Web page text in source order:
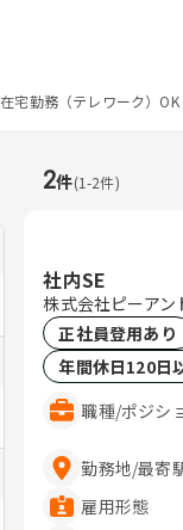
在宅勤務（テレワーク）OK
2件(1-2件)
社内SE
株式会社ピーアン
正社員登用あり
年間休日120日
職種/ポジシ
勤務地/最寄
雇用形態